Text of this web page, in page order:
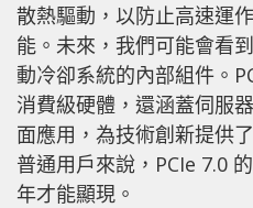
散熱驅動，以防止高速運
能。未來，我們可能會看
動冷卻系統的內部組件。
消費級硬體，還涵蓋伺服
面應用，為技術創新提供
普通用戶來說，PCIe 7.0
年才能顯現。